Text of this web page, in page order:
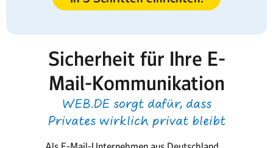
Sicherheit für Ihre E-
Mail-Kommunikation
WEB.DE sorgt dafür, dass
Privates wirklich privat bleibt